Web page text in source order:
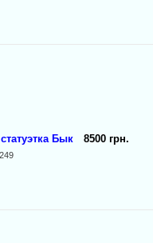
Бык 8500 грн.